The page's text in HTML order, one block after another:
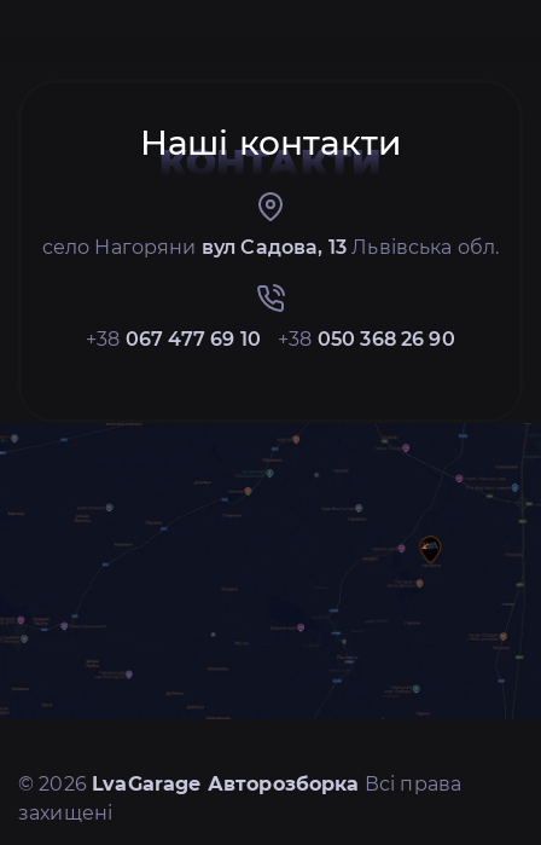
Наші контакти
КОНТАКТИ
село Нагоряни вул Садова, 13 Львівська обл.
+38 067 477 69 10 +38 050 368 26 90
© 2026 LvaGarage Авторозборка Всі права
захищені